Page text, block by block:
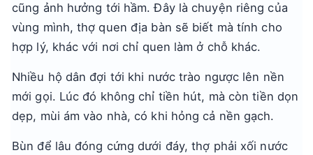
cũng ảnh hưởng tới hầm. Đây là chuyện riêng của
vùng mình, thợ quen địa bàn sẽ biết mà tính cho
hợp lý, khác với nơi chỉ quen làm ở chỗ khác.
Nhiều hộ dân đợi tới khi nước trào ngược lên nền
mới gọi. Lúc đó không chỉ tiền hút, mà còn tiền dọn
dẹp, mùi ám vào nhà, có khi hỏng cả nền gạch.
Bùn để lâu đóng cứng dưới đáy, thợ phải xối nước